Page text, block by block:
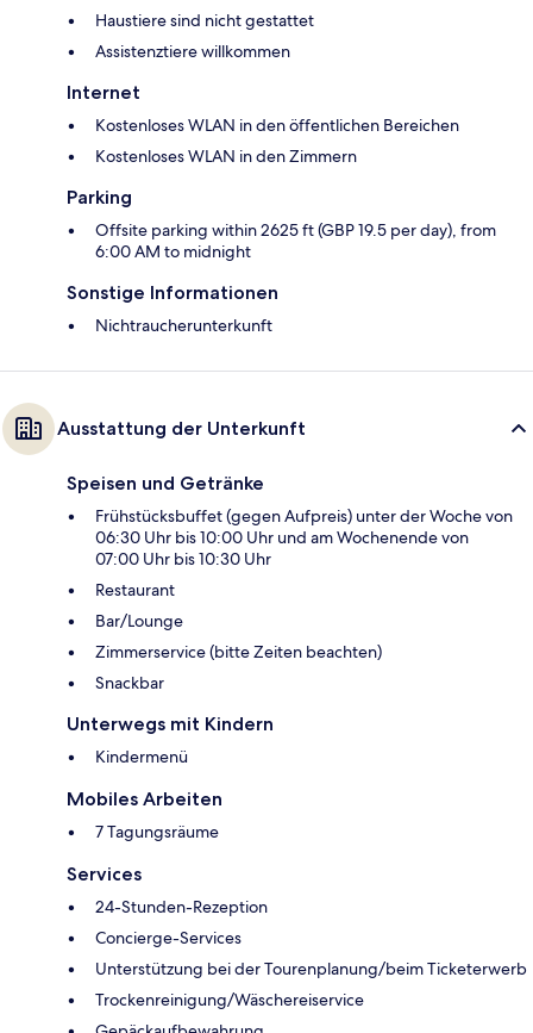
Haustiere sind nicht gestattet
Assistenztiere willkommen
Internet
Kostenloses WLAN in den öffentlichen Bereichen
Kostenloses WLAN in den Zimmern
Parking
Offsite parking within 2625 ft (GBP 19.5 per day), from
6:00 AM to midnight
Sonstige Informationen
Nichtraucherunterkunft
Ausstattung der Unterkunft
Speisen und Getränke
Frühstücksbuffet (gegen Aufpreis) unter der Woche von
06:30 Uhr bis 10:00 Uhr und am Wochenende von
07:00 Uhr bis 10:30 Uhr
Restaurant
Bar/Lounge
Zimmerservice (bitte Zeiten beachten)
Snackbar
Unterwegs mit Kindern
Kindermenü
Mobiles Arbeiten
7 Tagungsräume
Services
24-Stunden-Rezeption
Concierge-Services
Unterstützung bei der Tourenplanung/beim Ticketerwerb
Trockenreinigung/Wäschereiservice